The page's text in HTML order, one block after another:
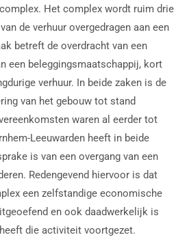
Het complex wordt ruim drie
de verhuur overgedragen aan een
betreft de overdracht van een
een beleggingsmaatschappij, kort
verhuur. In beide zaken is de
van het gebouw tot stand
waren al eerder tot
Leeuwarden heeft in beide
is van een overgang van een
Redengevend hiervoor is dat
een zelfstandige economische
en ook daadwerkelijk is
die activiteit voortgezet.